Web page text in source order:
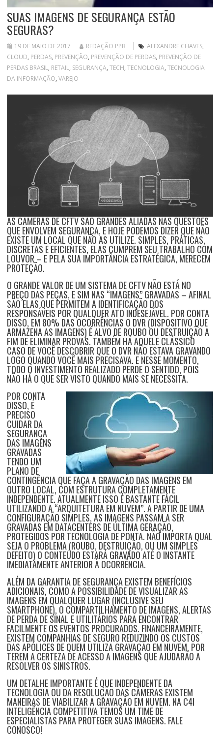
SUAS IMAGENS DE SEGURANÇA ESTÃO
SEGURAS?
19 DE MAIO DE 2017 REDAÇÃO PPB ALEXANDRE CHAVES,
CLOUD, PERDAS, PREVENÇÃO, PREVENÇÃO DE PERDAS, PREVENÇÃO DE
PERDAS BRASIL, RETAIL, SEGURANÇA, TECH, TECNOLOGIA, TECNOLOGIA
DA INFORMAÇÃO, VAREJO
AS CÂMERAS DE CFTV SÃO GRANDES ALIADAS NAS QUESTÕES
QUE ENVOLVEM SEGURANÇA, E HOJE PODEMOS DIZER QUE NÃO
EXISTE UM LOCAL QUE NÃO AS UTILIZE. SIMPLES, PRÁTICAS,
DISCRETAS E EFICIENTES, ELAS CUMPREM SEU TRABALHO COM
LOUVOR – E PELA SUA IMPORTÂNCIA ESTRATÉGICA, MERECEM
PROTEÇÃO.
O GRANDE VALOR DE UM SISTEMA DE CFTV NÃO ESTÁ NO
PREÇO DAS PEÇAS, E SIM NAS “IMAGENS” GRAVADAS – AFINAL
SÃO ELAS QUE PERMITEM A IDENTIFICAÇÃO DOS
RESPONSÁVEIS POR QUALQUER ATO INDESEJÁVEL. POR CONTA
DISSO, EM 80% DAS OCORRÊNCIAS O DVR (DISPOSITIVO QUE
ARMAZENA AS IMAGENS) É ALVO DE ROUBO OU DESTRUIÇÃO A
FIM DE ELIMINAR PROVAS. TAMBÉM HÁ AQUELE CLÁSSICO
CASO DE VOCÊ DESCOBRIR QUE O DVR NÃO ESTAVA GRAVANDO
LOGO QUANDO VOCÊ MAIS PRECISAVA. E NESSE MOMENTO,
TODO O INVESTIMENTO REALIZADO PERDE O SENTIDO, POIS
NÃO HÁ O QUE SER VISTO QUANDO MAIS SE NECESSITA.
POR CONTA
DISSO, É
PRECISO
CUIDAR DA
SEGURANÇA
DAS IMAGENS
GRAVADAS
TENDO UM
PLANO DE
CONTINGÊNCIA QUE FAÇA A GRAVAÇÃO DAS IMAGENS EM
OUTRO LOCAL, COM ESTRUTURA COMPLETAMENTE
INDEPENDENTE. ATUALMENTE ISSO É BASTANTE FÁCIL
UTILIZANDO A “ARQUITETURA EM NUVEM”. A PARTIR DE UMA
CONFIGURAÇÃO SIMPLES, AS IMAGENS PASSAM A SER
GRAVADAS EM DATACENTERS DE ÚLTIMA GERAÇÃO,
PROTEGIDOS POR TECNOLOGIA DE PONTA. NÃO IMPORTA QUAL
SEJA O PROBLEMA (ROUBO, DESTRUIÇÃO, OU UM SIMPLES
DEFEITO) O CONTEÚDO ESTARÁ GRAVADO ATÉ O INSTANTE
IMEDIATAMENTE ANTERIOR À OCORRÊNCIA.
ALÉM DA GARANTIA DE SEGURANÇA EXISTEM BENEFÍCIOS
ADICIONAIS, COMO A POSSIBILIDADE DE VISUALIZAR AS
IMAGENS EM QUALQUER LUGAR (INCLUSIVE SEU
SMARTPHONE), O COMPARTILHAMENTO DE IMAGENS, ALERTAS
DE PERDA DE SINAL E UTILITÁRIOS PARA ENCONTRAR
FACILMENTE OS EVENTOS PROCURADOS. FINANCEIRAMENTE,
EXISTEM COMPANHIAS DE SEGURO REDUZINDO OS CUSTOS
DAS APÓLICES DE QUEM UTILIZA GRAVAÇÃO EM NUVEM, POR
TEREM A CERTEZA DE ACESSO A IMAGENS QUE AJUDARÃO A
RESOLVER OS SINISTROS.
UM DETALHE IMPORTANTE É QUE INDEPENDENTE DA
TECNOLOGIA OU DA RESOLUÇÃO DAS CÂMERAS EXISTEM
MANEIRAS DE VIABILIZAR A GRAVAÇÃO EM NUVEM. NAC4I
INTELIGÊNCIA COMPETITIVATEMOS UM TIME DE
ESPECIALISTAS PARA PROTEGER SUAS IMAGENS. FALE
CONOSCO!